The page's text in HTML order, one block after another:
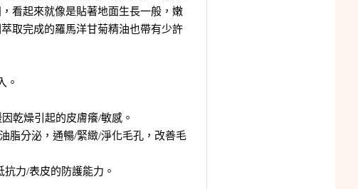
看起來就像是貼著地面生長一般，嫩
取完成的羅馬洋甘菊精油也帶有少許
。
乾燥引起的皮膚癢/敏感。
脂分泌，通暢/緊緻/淨化毛孔，改善毛
力/表皮的防護能力。